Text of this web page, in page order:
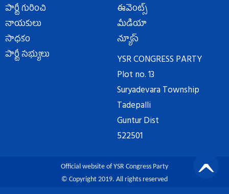
పార్టీ గురించి
నాయకులు
సాధకం
పార్టీ సభ్యులు
ఈవెంట్స్
మీడియా
న్యూస్
YSR CONGRESS PARTY
Plot no. 13
Suryadevara Township
Tadepalli
Guntur Dist
522501
Official website of YSR Congress Party
© Copyright 2019. All rights reserved